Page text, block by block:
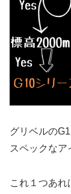
グリベルの
スペックなア
これ１つあ